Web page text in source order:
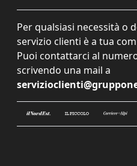
Per qualsiasi necessità o
servizio clienti è a tua
Puoi contattarci al
scrivendo una mail a